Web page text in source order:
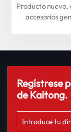
delantero y
Li Auto Serie L:
Producto nuevo,
accesorios
Regístrese
de Kaitong.